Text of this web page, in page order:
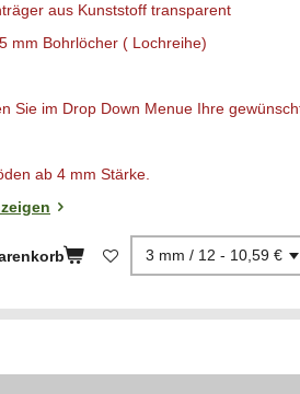
aus Kunststoff transparent
mm Bohrlöcher ( Lochreihe)
Sie im Drop Down Menue Ihre
ab 4 mm Stärke.